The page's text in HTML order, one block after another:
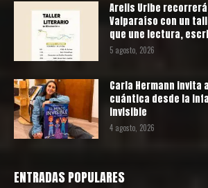
Arelis Uribe recorrerá
Valparaíso con un
que une lectura,
5 agosto, 2026
Carla Hermann
cuántica desde la
invisible
4 agosto, 2026
ENTRADAS POPULARES